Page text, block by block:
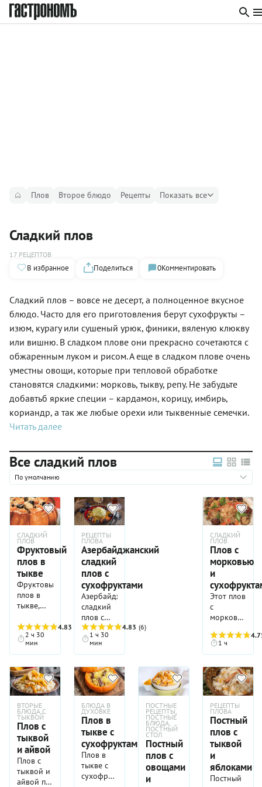
Плов Второе блюдо Рецепты Показать все
Сладкий плов
17 РЕЦЕПТОВ
В избранное Поделиться 0Комментировать
Сладкий плов – вовсе не десерт, а полноценное вкусное
блюдо. Часто для его приготовления берут сухофрукты –
изюм, курагу или сушеный урюк, финики, вяленую клюкву
или вишню. В сладком плове они прекрасно сочетаются с
обжаренным луком и рисом. А еще в сладком плове очень
уместны овощи, которые при тепловой обработке
становятся сладкими: морковь, тыкву, репу. Не забудьте
добавтьб яркие специи – кардамон, корицу, имбирь,
кориандр, а так же любые орехи или тыквенные семечки.
Читать далее
Все сладкий плов
По умолчанию
СЛАДКИЙ
ПЛОВ
Фруктовый
плов в
тыкве
Фруктовый
плов в
тыкве,
хапама, —
это очень
представительное
праздничное
блюдо
армянской
где
начинка
из риса и
сухофруктов
томится
внутри
сладкого
рыжего
4.83
(6)
2 ч 30
мин
РЕЦЕПТЫ
ПЛОВА
Азербайджанский
сладкий
плов с
сухофруктами
Азербайджанский
сладкий
плов с
сухофруктами
считается
и самых
уважаемых
видов
этого
блюда.
Готовится
такой
плов по
случаю
самых
значимых
4.83 (6)
1 ч 30
мин
СЛАДКИЙ
ПЛОВ
Плов с
морковью
и
Этот плов
с
морковью
сухофруктами
готовится
без мяса,
но всем
нравится.
Главные
здесь —
морковь
(ее тут
неприлично
много) и
сухофрукты:
курага с
1 ч
ВТОРЫЕ
БЛЮДА С
ТЫКВОЙ
Плов с
тыквой
и айвой
Плов с
тыквой и
айвой по
БЛЮДА В
ДУХОВКЕ
Плов в
тыкве с
сухофруктами
Плов в
тыкве с
сухофруктами —
ПОСТНЫЕ
РЕЦЕПТЫ,
ПОСТНЫЕ
БЛЮДА,
ПОСТНЫЙ
СТОЛ
Постный
плов с
овощами
и
РЕЦЕПТЫ
ПЛОВА
Постный
плов с
тыквой
и
яблоками
Постный